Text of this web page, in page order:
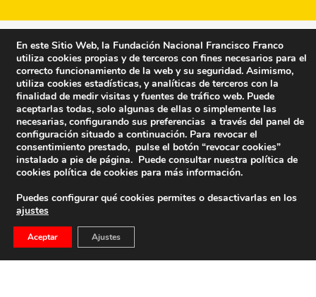
Fundación Nacional Francisco Franco
En este Sitio Web, la Fundación Nacional Francisco Franco
utiliza cookies propias y de terceros con fines necesarios para el
correcto funcionamiento de la web y su seguridad. Asimismo,
utiliza cookies estadísticas, y analíticas de terceros con la
finalidad de medir visitas y fuentes de tráfico web. Puede
aceptarlas todas, solo algunas de ellas o simplemente las
necesarias, configurando sus preferencias a través del panel de
configuración situado a continuación. Para revocar el
consentimiento prestado, pulse el botón “revocar cookies”
instalado a pie de página. Puede consultar nuestra política de
cookies política de cookies para más información.
Puedes configurar qué cookies permites o desactivarlas en los
ajustes
Aceptar Ajustes